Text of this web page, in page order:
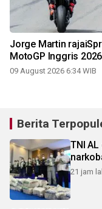
Jorge Martin
MotoGP Inggris 2026
09 August 2026 6:34 WIB
Berita
TNI
21 jam